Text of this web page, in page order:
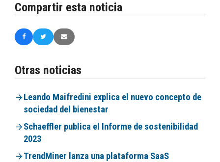
Compartir esta noticia
Otras noticias
Leando Maifredini explica el nuevo concepto de
sociedad del bienestar
Schaeffler publica el Informe de sostenibilidad
2023
TrendMiner lanza una plataforma SaaS